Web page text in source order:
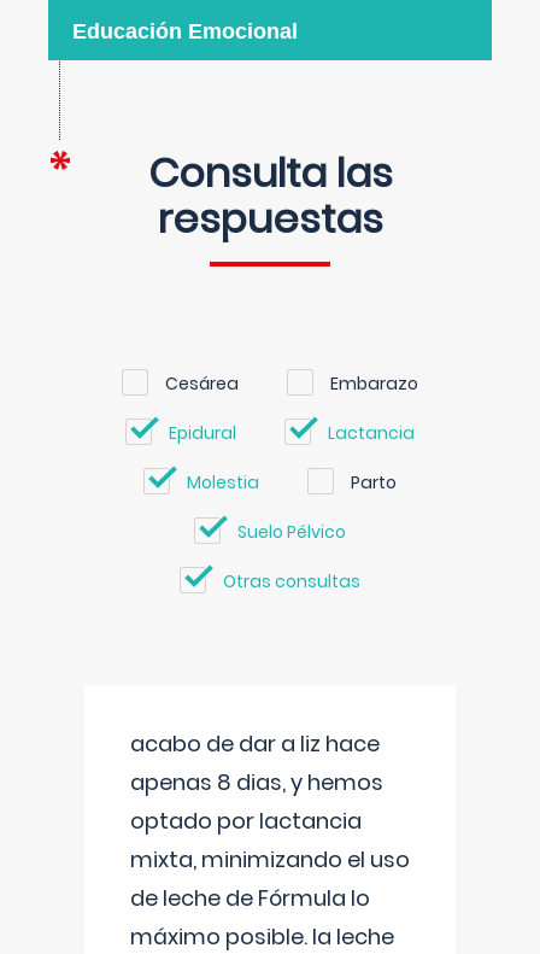
Educación Emocional
Consulta las
respuestas
Cesárea Embarazo
Epidural Lactancia
Molestia Parto
Suelo Pélvico
Otras consultas
acabo de dar a liz hace
apenas 8 dias, y hemos
optado por lactancia
mixta, minimizando el uso
de leche de Fórmula lo
máximo posible. la leche